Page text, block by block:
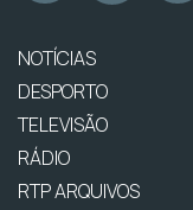
NOTÍCIAS
DESPORTO
TELEVISÃO
RÁDIO
RTP ARQUIVOS